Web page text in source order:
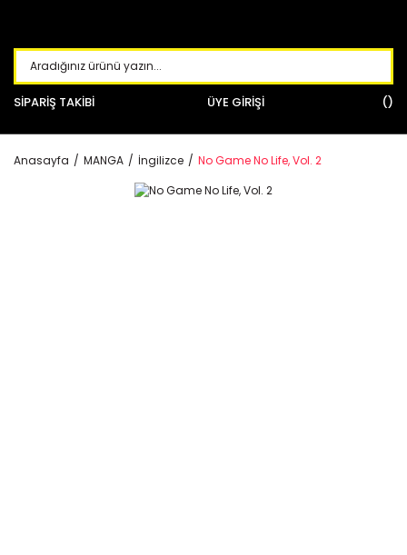
SİPARİŞ TAKİBİ ÜYE GİRİŞİ
Anasayfa MANGA İngilizce No Game No Life, Vol. 2